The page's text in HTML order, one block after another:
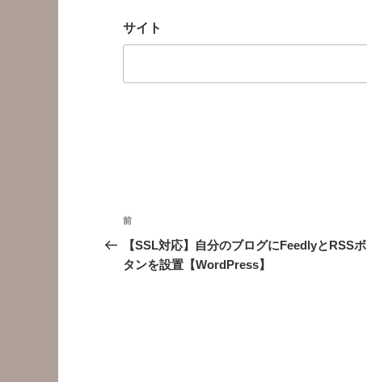
サイト
投
稿
ナ
前
の
投
前
【SSL対応】自分のブログにFeedlyとRSSボ
タンを設置【WordPress】